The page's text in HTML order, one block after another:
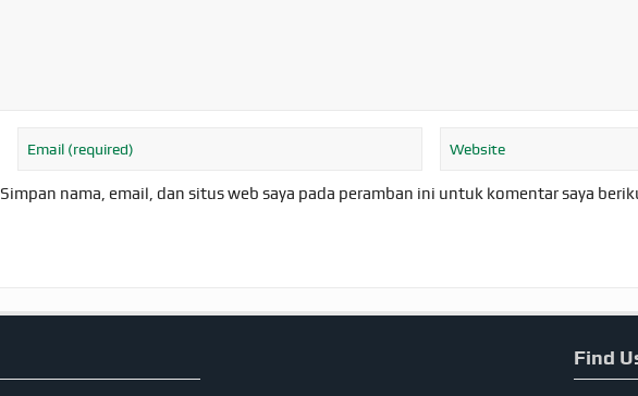
Simpan nama, email, dan situs web saya pada peramban ini untuk komentar saya
Find